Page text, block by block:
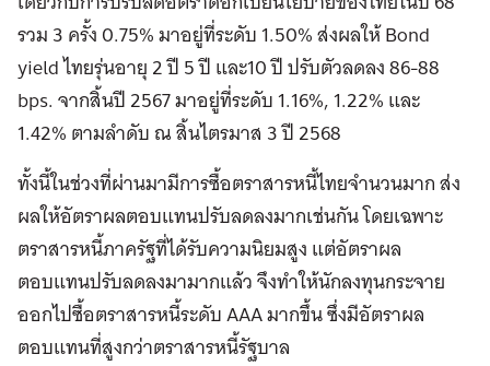
รวม 3 ครั้ง 0.75% มาอยู่ที่ระดับ 1.50% ส่งผลให้ Bond
yield ไทยรุ่นอายุ 2 ปี 5 ปี และ10 ปี ปรับตัวลดลง 86-88
bps. จากสิ้นปี 2567 มาอยู่ที่ระดับ 1.16%, 1.22% และ
1.42% ตามลำดับ ณ สิ้นไตรมาส 3 ปี 2568
ทั้งนี้ในช่วงที่ผ่านมามีการซื้อตราสารหนี้ไทยจำนวนมาก ส่ง
ผลให้อัตราผลตอบแทนปรับลดลงมากเช่นกัน โดยเฉพาะ
ตราสารหนี้ภาครัฐที่ได้รับความนิยมสูง แต่อัตราผล
ตอบแทนปรับลดลงมามากแล้ว จึงทำให้นักลงทุนกระจาย
ออกไปซื้อตราสารหนี้ระดับ AAA มากขึ้น ซึ่งมีอัตราผล
ตอบแทนที่สูงกว่าตราสารหนี้รัฐบาล